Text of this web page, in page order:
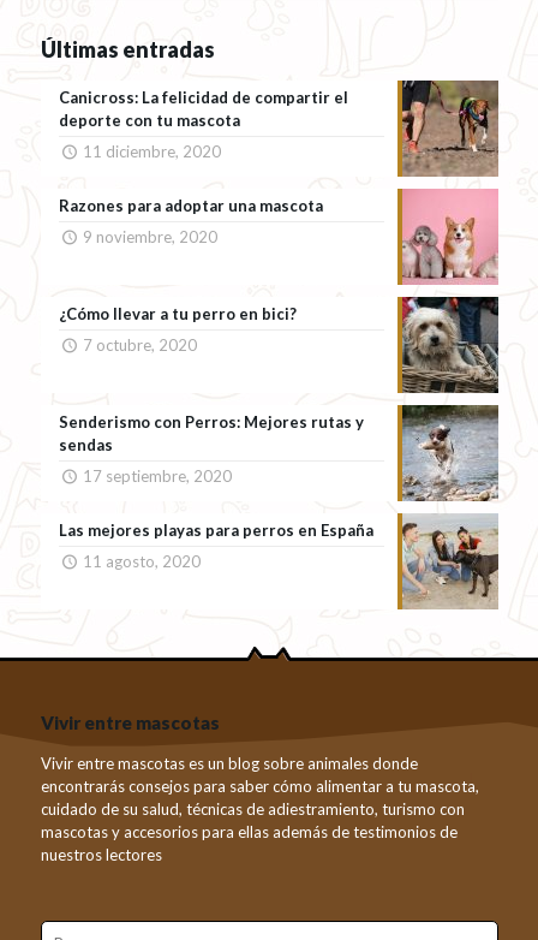
Últimas entradas
Canicross: La felicidad de compartir el
deporte con tu mascota
11 diciembre, 2020
Razones para adoptar una mascota
9 noviembre, 2020
¿Cómo llevar a tu perro en bici?
7 octubre, 2020
Senderismo con Perros: Mejores rutas y
sendas
17 septiembre, 2020
Las mejores playas para perros en España
11 agosto, 2020
Vivir entre mascotas
Vivir entre mascotas es un blog sobre animales donde
encontrarás consejos para saber cómo alimentar a tu mascota,
cuidado de su salud, técnicas de adiestramiento, turismo con
mascotas y accesorios para ellas además de testimonios de
nuestros lectores